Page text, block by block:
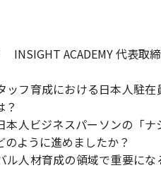
ACADEMY 代表取締
フ育成における日本人駐
？
人ビジネスパーソンの「
ように進めましたか？
人材育成の領域で重要に